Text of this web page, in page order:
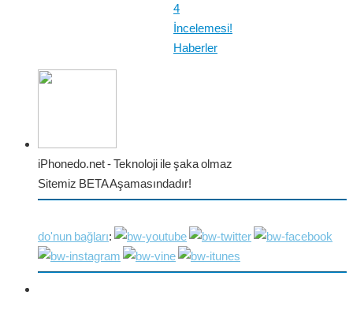
4
İncelemesi!
Haberler
iPhonedo.net - Teknoloji ile şaka olmaz
Sitemiz BETA Aşamasındadır!
do'nun bağları: